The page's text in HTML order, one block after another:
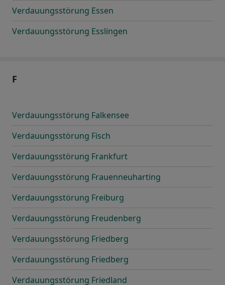
Verdauungsstörung Essen
Verdauungsstörung Esslingen
F
Verdauungsstörung Falkensee
Verdauungsstörung Fisch
Verdauungsstörung Frankfurt
Verdauungsstörung Frauenneuharting
Verdauungsstörung Freiburg
Verdauungsstörung Freudenberg
Verdauungsstörung Friedberg
Verdauungsstörung Friedberg
Verdauungsstörung Friedland